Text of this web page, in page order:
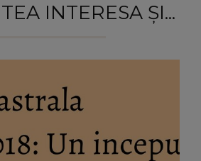
INTERESA ȘI...